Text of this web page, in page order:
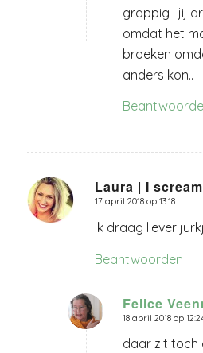
grappig : jij
omdat het
broeken
anders kon..
Laura | I
zegt:
17 april 2018 op 13:18
Ik draag liever
Beantwoorden
Felice
zegt:
18 april 2018 op
daar zit toch